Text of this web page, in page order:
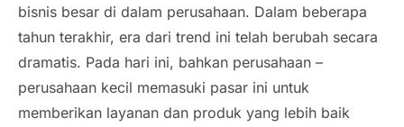
bisnis besar di dalam perusahaan. Dalam beberapa
tahun terakhir, era dari trend ini telah berubah secara
dramatis. Pada hari ini, bahkan perusahaan –
perusahaan kecil memasuki pasar ini untuk
memberikan layanan dan produk yang lebih baik